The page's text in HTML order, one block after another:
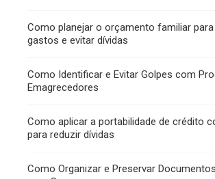
Como planejar o orçamento familiar
gastos e evitar dívidas
Como Identificar e Evitar Golpes com
Emagrecedores
Como aplicar a portabilidade de crédito
para reduzir dívidas
Como Organizar e Preservar